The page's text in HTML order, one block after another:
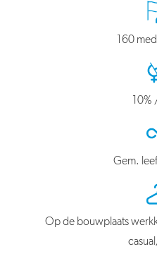
160
Gem.
Op de bouwplaats